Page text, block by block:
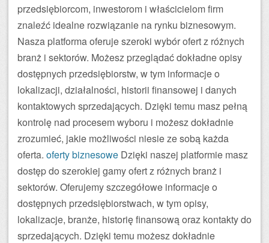
przedsiębiorcom, inwestorom i właścicielom firm
znaleźć idealne rozwiązanie na rynku biznesowym.
Nasza platforma oferuje szeroki wybór ofert z różnych
branż i sektorów. Możesz przeglądać dokładne opisy
dostępnych przedsiębiorstw, w tym informacje o
lokalizacji, działalności, historii finansowej i danych
kontaktowych sprzedających. Dzięki temu masz pełną
kontrolę nad procesem wyboru i możesz dokładnie
zrozumieć, jakie możliwości niesie ze sobą każda
oferta. oferty biznesowe Dzięki naszej platformie masz
dostęp do szerokiej gamy ofert z różnych branż i
sektorów. Oferujemy szczegółowe informacje o
dostępnych przedsiębiorstwach, w tym opisy,
lokalizacje, branże, historię finansową oraz kontakty do
sprzedających. Dzięki temu możesz dokładnie